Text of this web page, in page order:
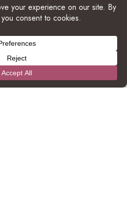
dem Gelände begegnen.
aus
Tieren nicht, jagen Sie
sie nicht und